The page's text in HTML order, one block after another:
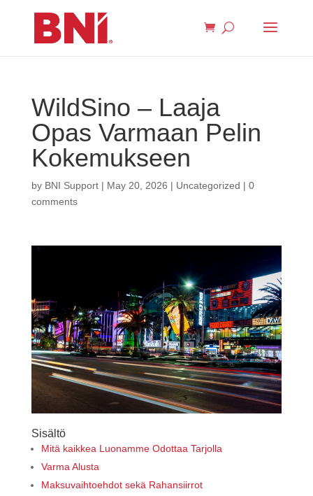
WildSino – Laaja
Opas Varmaan Pelin
Kokemukseen
by BNI Support| May 20, 2026 | Uncategorized | 0
comments
Sisältö
Mitä kaikkea Luonamme Odottaa Tarjolla
Varma Alusta
Maksuvaihtoehdot sekä Rahansiirrot